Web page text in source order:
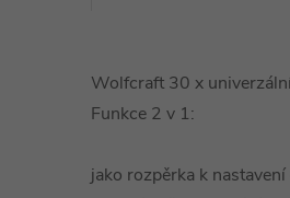
Wolfcraft 30 x
Funkce 2 v 1:
jako rozpěrka k